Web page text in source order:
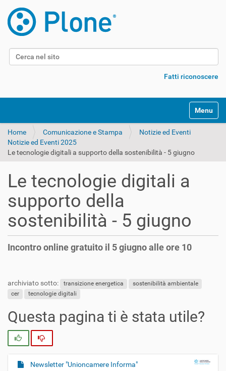
Cerca nel sito
Fatti riconoscere
Alterna
Home Comunicazione e Stampa
Notizie ed Eventi
Notizie ed Eventi 2025
Le tecnologie digitali a supporto della sostenibilità - 5 giugno
Le tecnologie digitali a
supporto della
sostenibilità - 5 giugno
Incontro online gratuito il 5 giugno alle ore 10
archiviato sotto: transizione energetica
sostenibilità ambientale
cer
tecnologie digitali
Questa pagina ti è stata utile?
N
Newsletter "Unioncamere Informa"